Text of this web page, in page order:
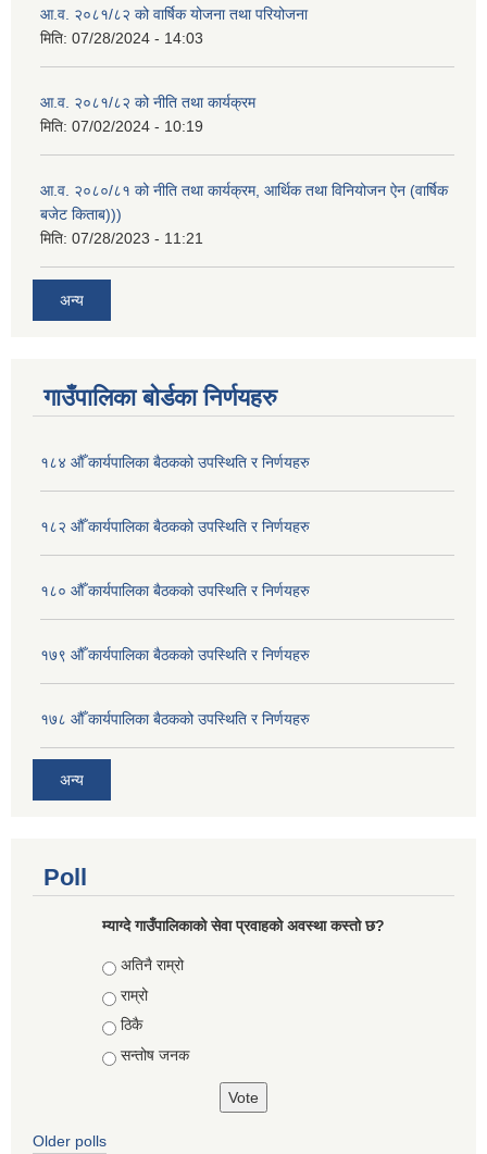
आ.व. २०८१/८२ को वार्षिक योजना तथा परियोजना
मिति: 07/28/2024 - 14:03
आ.व. २०८१/८२ को नीति तथा कार्यक्रम
मिति: 07/02/2024 - 10:19
आ.व. २०८०/८१ को नीति तथा कार्यक्रम, आर्थिक तथा विनियोजन ऐन (वार्षिक
बजेट किताब)))
मिति: 07/28/2023 - 11:21
अन्य
गाउँपालिका बोर्डका निर्णयहरु
१८४ औँ कार्यपालिका बैठकको उपस्थिति र निर्णयहरु
१८२ औँ कार्यपालिका बैठकको उपस्थिति र निर्णयहरु
१८० औँ कार्यपालिका बैठकको उपस्थिति र निर्णयहरु
१७९ औँ कार्यपालिका बैठकको उपस्थिति र निर्णयहरु
१७८ औँ कार्यपालिका बैठकको उपस्थिति र निर्णयहरु
अन्य
Poll
म्याग्दे गाउँपालिकाको सेवा प्रवाहको अवस्था कस्तो छ?
Choices
अतिनै राम्रो
राम्रो
ठिकै
सन्तोष जनक
Older polls